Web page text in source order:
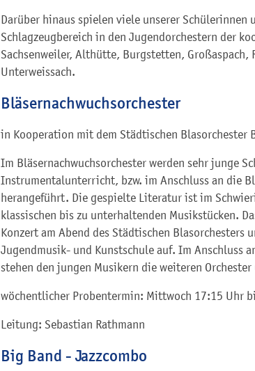
Darüber hinaus spielen viele unserer Schülerinnen
Schlagzeugbereich in den Jugendorchestern der
Sachsenweiler, Althütte, Burgstetten, Großaspach,
Unterweissach.
Bläsernachwuchsorchester
in Kooperation mit dem Städtischen Blasorchester
Im Bläsernachwuchsorchester werden sehr junge
Instrumentalunterricht, bzw. im Anschluss an die
herangeführt. Die gespielte Literatur ist im
klassischen bis zu unterhaltenden Musikstücken.
Konzert am Abend des Städtischen Blasorchesters
Jugendmusik- und Kunstschule auf. Im Anschluss
stehen den jungen Musikern die weiteren
wöchentlicher Probentermin: Mittwoch 17:15 Uhr
Leitung: Sebastian Rathmann
Big Band - Jazzcombo